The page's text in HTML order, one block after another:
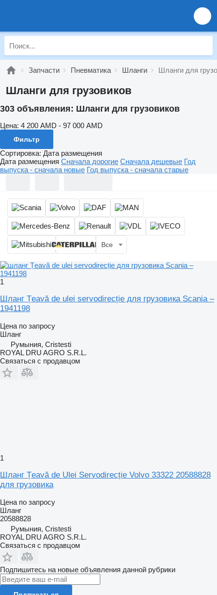
Запчасти Пневматика Шланги Шланги для
Шланги для грузовиков
303 объявления: Шланги для грузовиков
Цена: 4 200 AMD - 97 000 AMD
Фильтр
Сортировка: Дата размещения
Дата размещения Сначала дорогие Сначала дешевые Год
выпуска - сначала новые Год выпуска - сначала старые
Все
1
Шланг Țeavă de ulei servodirecție для грузовика Scania –
1941198
Цена по запросу
Шланг
Румыния, Cristesti
ROYAL DRU AGRO S.R.L.
Связаться с продавцом
1
Шланг Țeavă de Ulei Servodirecție Volvo 33322 20588828
для грузовика
Цена по запросу
Шланг
20588828
Румыния, Cristesti
ROYAL DRU AGRO S.R.L.
Связаться с продавцом
Подпишитесь на новые объявления данной рубрики